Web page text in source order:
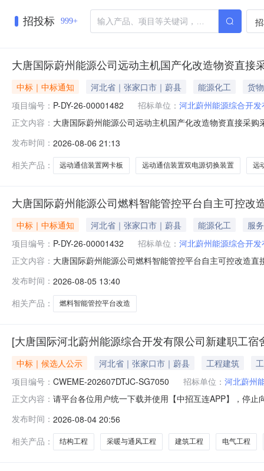
招投标 999+
大唐国际蔚州能源公司远动主机国产化改造物资直接
中标｜中标通知 河北省｜张家口市｜蔚县 能源化工
货物
项目编号： P-DY-26-00001482 招标单位： 河北蔚州能源综合开
正文内容： 大唐国际蔚州能源公司远动主机国产化改造物资直接采
八、采购执行人联系方式：0311-89278186具体规格、
通信装置后
发布时间： 2026-08-06 21:13
相关产品：
远动通信装置网卡板 远动通信装置双电源切换装置 远
大唐国际蔚州能源公司燃料智能管控平台自主可控改
中标｜中标通知 河北省｜张家口市｜蔚县 能源化工
服务
项目编号： P-DY-26-00001432 招标单位： 河北蔚州能源综合开
正文内容： 大唐国际蔚州能源公司燃料智能管控平台自主可控改造
期：2026-08-05八、采购执行人联系方式：
项目备注1燃料智
发布时间： 2026-08-05 13:40
相关产品：
燃料智能管控平台改造
[大唐国际河北蔚州能源综合开发有限公司新建职工
中标｜候选人公示 河北省｜张家口市｜蔚县 工程建筑
项目编号： CWEME-202607DTJC-SG7050 招标单位： 河北蔚州
正文内容： 请平台各位用户统一下载并使用【中招互连APP】，停
水工程、外线工程，内容如下：2.6.1建筑工程包括：施
等。2.6.2结构工程包括：施工图
发布时间： 2026-08-04 20:56
相关产品：
结构工程 采暖与通风工程 建筑工程 电气工程